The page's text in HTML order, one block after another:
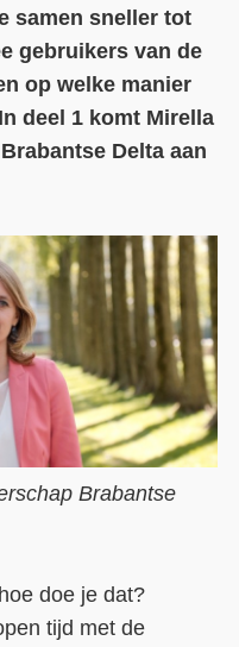
samen sneller tot
gebruikers van de
op welke manier
deel 1 komt Mirella
Delta aan
Brabantse
doe je dat?
tijd met de
Dommelland